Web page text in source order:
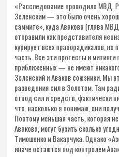
«Расследование проводило МВД.
Зеленским — это было очень
саммите», куда Авакова (глава
отправили как представителя
курирует всех праворадикалов, но
часть. Все эти протесты и митинги
приближенных — не имеют
Зеленский и Аваков союзники. Мы
разведения сил в Золотом. Там
отвод сил и средств, фактически
что, насколько я понимаю, они
Поэтому меньшая часть, которая
Авакова, могут бузить сколько
Тимошенко и Вакарчука. Однако
иначе остаются под контролем